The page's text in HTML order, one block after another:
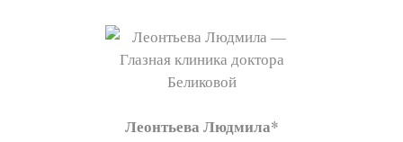
Леонтьева Людмила